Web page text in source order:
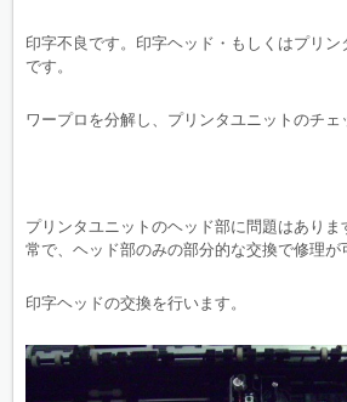
印字不良です。印字ヘッド・もしくはプリ
です。
ワープロを分解し、プリンタユニットのチェ
プリンタユニットのヘッド部に問題はあり
常で、ヘッド部のみの部分的な交換で修理が
印字ヘッドの交換を行います。